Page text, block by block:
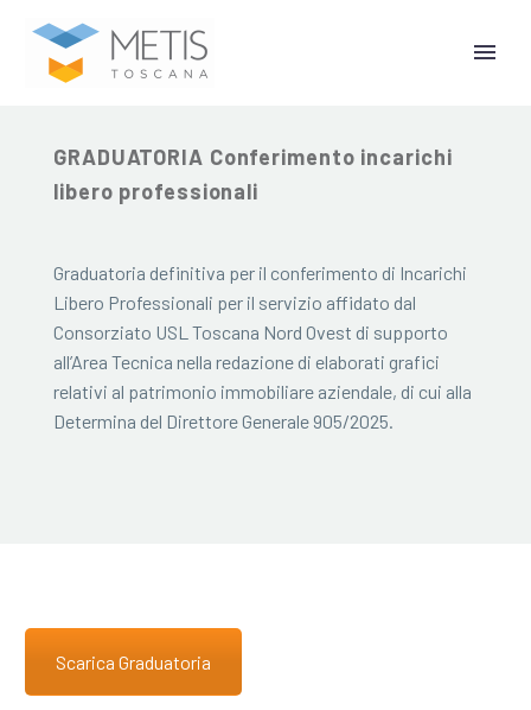
21 Ottobre 2025
GRADUATORIA Conferimento incarichi
libero professionali
Graduatoria definitiva per il conferimento di Incarichi
Libero Professionali per il servizio affidato dal
Consorziato USL Toscana Nord Ovest di supporto
all’Area Tecnica nella redazione di elaborati grafici
relativi al patrimonio immobiliare aziendale, di cui alla
Determina del Direttore Generale 905/2025.
Scarica Graduatoria